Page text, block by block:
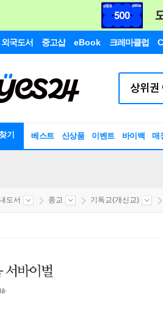
외국도서 중고샵 eBook 크레마클럽
기 베스트 신상품 이벤트 바이백 매
도서 종교 기독교(개신교)